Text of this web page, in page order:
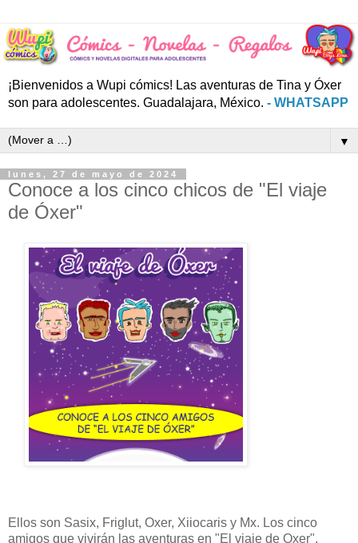
¡Bienvenidos a Wupi cómics! Las aventuras de Tina y Óxer
son para adolescentes. Guadalajara, México. - WHATSAPP
▼
lunes, 27 de mayo de 2024
Conoce a los cinco chicos de "El viaje
de Óxer"
Ellos son Sasix, Friglut, Oxer, Xiiocaris y Mx. Los cinco
amigos que vivirán las aventuras en "El viaje de Oxer".